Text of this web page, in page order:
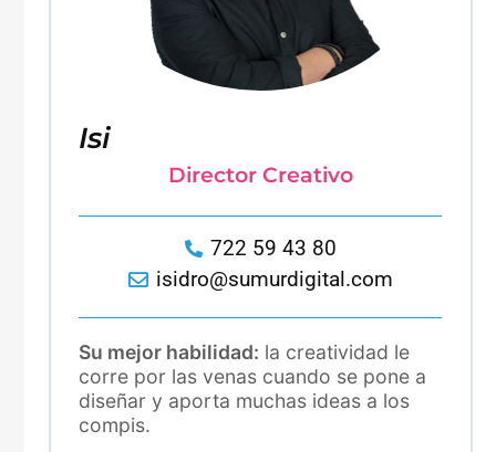
Isi
Director Creativo
722 59 43 80
isidro@sumurdigital.com
Su mejor habilidad: la creatividad le
corre por las venas cuando se pone a
diseñar y aporta muchas ideas a los
compis.